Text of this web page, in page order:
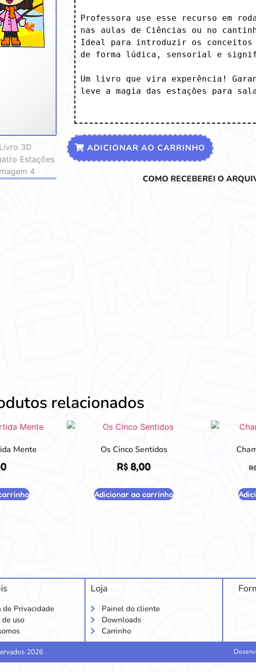
Professora use esse recurso em
nas aulas de Ciências ou no
Ideal para introduzir os conceitos
de forma lúdica, sensorial e
Um livro que vira experência!
leve a magia das estações para
ADICIONAR AO CARRINHO
COMO RECEBEREI O
relacionados
Mente Os Cinco Sentidos
R$ 8,00
Adicionar ao carrinho
R$
de Privacidade
uso
Loja
Painel do cliente
Downloads
Carrinho
2026